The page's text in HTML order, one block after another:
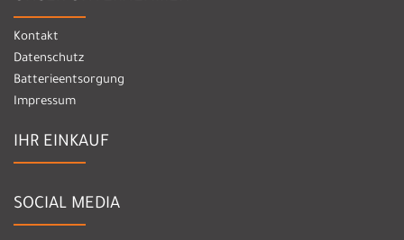
Kontakt
Datenschutz
Batterieentsorgung
Impressum
IHR EINKAUF
SOCIAL MEDIA